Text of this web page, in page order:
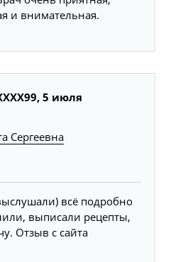
и внимательная.
5 июля
Сергеевна
всё подробно
выписали рецепты,
Отзыв с сайта